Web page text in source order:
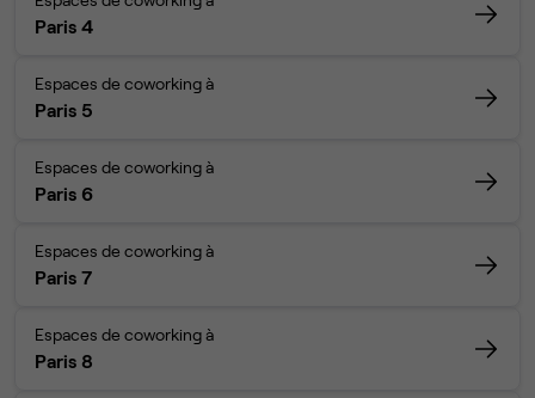
Paris 4
Espaces de coworking à
Paris 5
Espaces de coworking à
Paris 6
Espaces de coworking à
Paris 7
Espaces de coworking à
Paris 8